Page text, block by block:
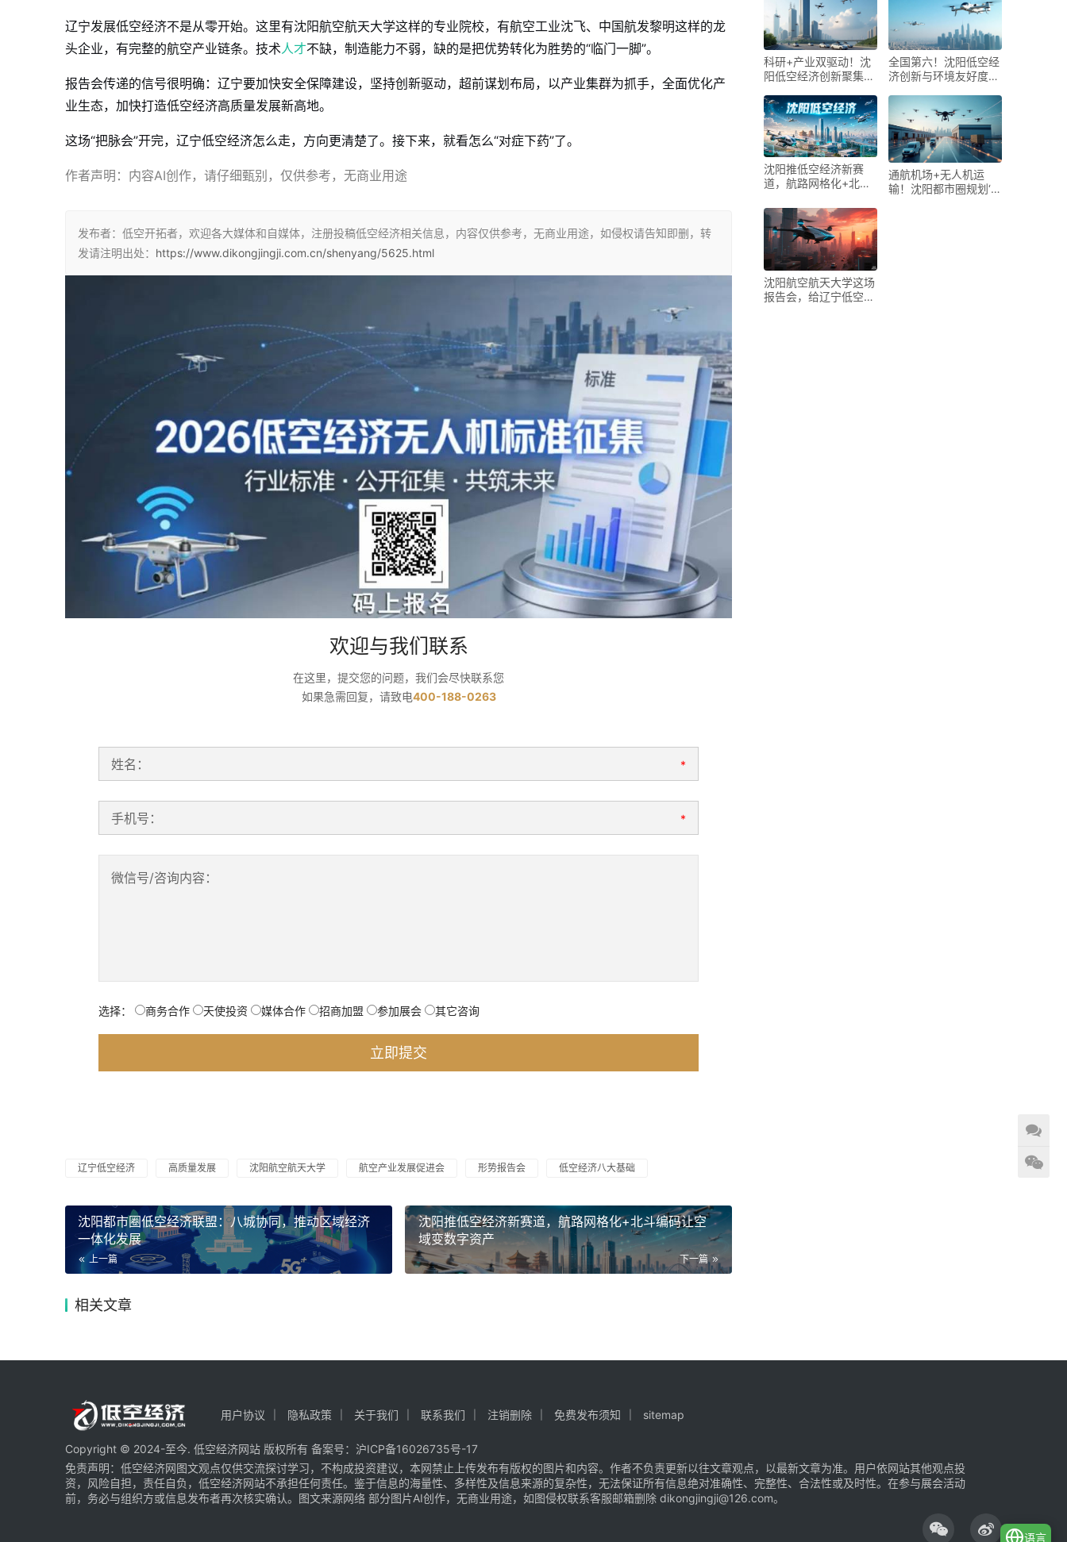
辽宁发展低空经济不是从零开始。这里有沈阳航空航天大学这样的专业院校，有航空工业沈飞、中国航发黎明这样的龙
头企业，有完整的航空产业链条。技术人才不缺，制造能力不弱，缺的是把优势转化为胜势的“临门一脚”。
报告会传递的信号很明确：辽宁要加快安全保障建设，坚持创新驱动，超前谋划布局，以产业集群为抓手，全面优化产
业生态，加快打造低空经济高质量发展新高地。
这场“把脉会”开完，辽宁低空经济怎么走，方向更清楚了。接下来，就看怎么“对症下药”了。
作者声明：内容AI创作，请仔细甄别，仅供参考，无商业用途
发布者：低空开拓者，欢迎各大媒体和自媒体，注册投稿低空经济相关信息，内容仅供参考，无商业用途，如侵权请告知即删，转
发请注明出处： https://www.dikongjingji.com.cn/shenyang/5625.html
欢迎与我们联系
在这里，提交您的问题，我们会尽快联系您
如果急需回复，请致电400-188-0263
姓名： *
手机号： *
微信号/咨询内容：
选择： 商务合作 天使投资 媒体合作 招商加盟 参加展会 其它咨询
辽宁低空经济 高质量发展 沈阳航空航天大学 航空产业发展促进会 形势报告会 低空经济八大基础
沈阳都市圈低空经济联盟：八城协同，推动区域经济
一体化发展
上一篇
沈阳推低空经济新赛道，航路网格化+北斗编码让空
域变数字资产
下一篇
相关文章
科研+产业双驱动！沈
阳低空经济创新聚集度
全国第六！沈阳低空经
济创新与环境友好度双
沈阳推低空经济新赛
道，航路网格化+北斗
通航机场+无人机运
输！沈阳都市圈规划‘一
沈阳航空航天大学这场
报告会，给辽宁低空经
用户协议 隐私政策 关于我们 联系我们 注销删除 免费发布须知 sitemap
Copyright © 2024-至今. 低空经济网站 版权所有 备案号： 沪ICP备16026735号-17
免责声明：低空经济网图文观点仅供交流探讨学习，不构成投资建议，本网禁止上传发布有版权的图片和内容。作者不负责更新以往文章观点，以最新文章为准。用户依网站其他观点投
资，风险自担，责任自负，低空经济网站不承担任何责任。鉴于信息的海量性、多样性及信息来源的复杂性，无法保证所有信息绝对准确性、完整性、合法性或及时性。在参与展会活动
前，务必与组织方或信息发布者再次核实确认。图文来源网络 部分图片AI创作，无商业用途，如图侵权联系客服邮箱删除 dikongjingji@126.com。
语言